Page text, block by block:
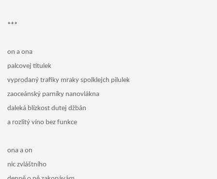
***
on a ona
palcovej titulek
vyprodaný trafiky mraky spolklejch pilulek
zaoceánský parníky nanovlákna
daleká blízkost dutej džbán
a rozlitý víno bez funkce
ona a on
nic zvláštního